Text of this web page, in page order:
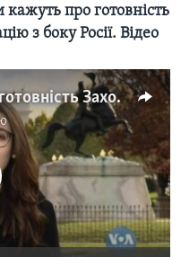
про готовність
з боку Росії. Відео
Що експерти кажуть про готовність Заходу відповідати на ескалацію з боку Росії. Відео
available